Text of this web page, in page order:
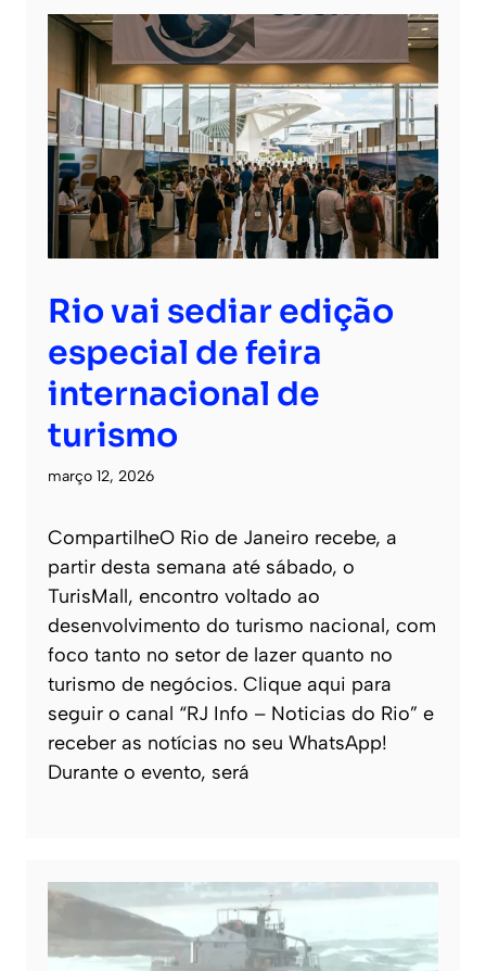
Rio vai sediar edição
especial de feira
internacional de
turismo
março 12, 2026
CompartilheO Rio de Janeiro recebe, a
partir desta semana até sábado, o
TurisMall, encontro voltado ao
desenvolvimento do turismo nacional, com
foco tanto no setor de lazer quanto no
turismo de negócios. Clique aqui para
seguir o canal “RJ Info – Noticias do Rio” e
receber as notícias no seu WhatsApp!
Durante o evento, será